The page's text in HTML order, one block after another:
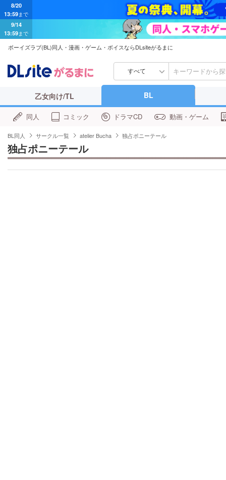
9/14
13:59まで
ボーイズラブ(BL)同人・漫画・ゲーム・ボイスならDLsiteがるまに
すべて
乙女向け/TL BL
同人 コミック ドラマCD 動画・ゲーム
BL同人 サークル一覧 atelier Bucha 独占ポニーテール
独占ポニーテール